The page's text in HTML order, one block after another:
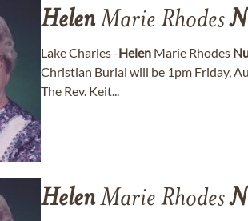
HelenMarie Rhodes
Lake Charles -Helen Marie Rhodes
Christian Burial will be 1pm Friday,
The Rev. Keit...
HelenMarie Rhodes